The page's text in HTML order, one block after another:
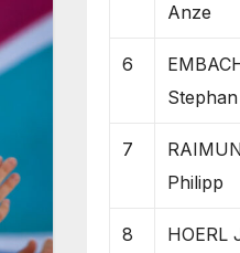
Anze
6
Stephan
7
Philipp
8 HOERL